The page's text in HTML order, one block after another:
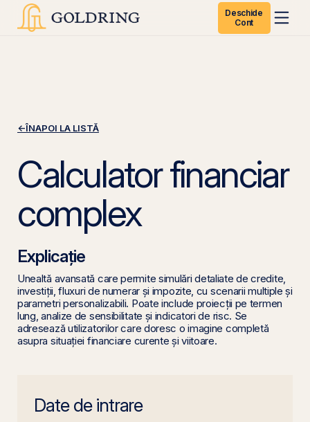
Deschide
Cont
←ÎNAPOI LA LISTĂ
Calculator financiar
complex
Explicație
Unealtă avansată care permite simulări detaliate de credite,
investiții, fluxuri de numerar și impozite, cu scenarii multiple și
parametri personalizabili. Poate include proiecții pe termen
lung, analize de sensibilitate și indicatori de risc. Se
adresează utilizatorilor care doresc o imagine completă
asupra situației financiare curente și viitoare.
Date de intrare